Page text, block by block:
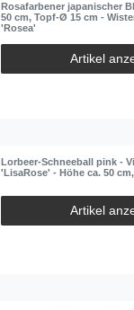
Rosafarbener japanischer
50 cm, Topf-Ø 15 cm -
'Rosea'
Artikel
Lorbeer-Schneeball pink -
'LisaRose' - Höhe ca. 50
Artikel